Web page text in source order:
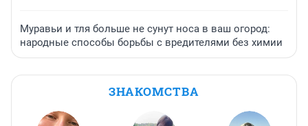
Муравьи и тля больше не сунут носа в ваш огород:
народные способы борьбы с вредителями без химии
ЗНАКОМСТВА